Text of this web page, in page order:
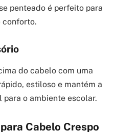
penteado é perfeito para
conforto.
do cabelo com uma
estiloso e mantém a
o ambiente escolar.
Cabelo Crespo